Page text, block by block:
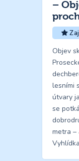
–
Objev
lesními
útvary
se
metra –